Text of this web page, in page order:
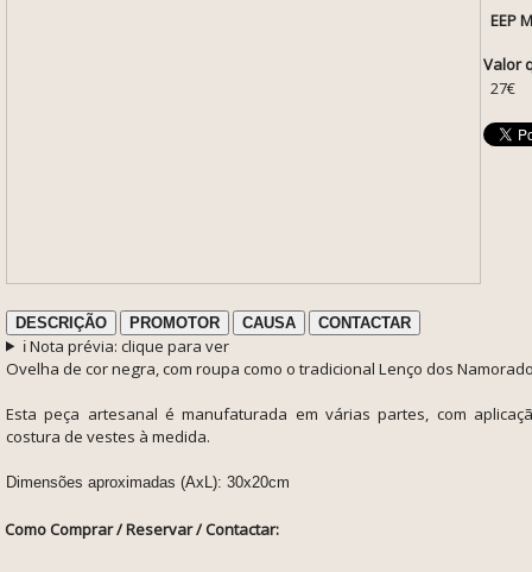
EEP
Valor
27€
DESCRIÇÃO PROMOTOR CAUSA CONTACTAR
ℹ️ Nota prévia: clique para ver
Ovelha de cor negra, com roupa como o tradicional Lenço dos
Esta peça artesanal é manufaturada em várias partes, com
costura de vestes à medida.
Dimensões aproximadas (AxL): 30x20cm
Como Comprar / Reservar / Contactar: